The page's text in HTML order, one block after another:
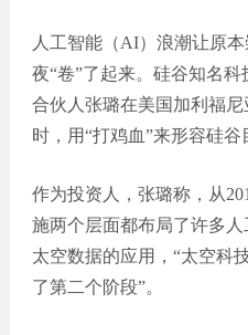
膳食餐
饮
环保科
技
电子科
公众
号开
发
小程
人工智能（AI）浪潮让原
夜“卷”了起来。硅谷知名科
合伙人张璐在美国加利福
时，用“打鸡血”来形容硅谷
作为投资人，张璐称，从
施两个层面都布局了许多
太空数据的应用，“太空科
了第二个阶段”。